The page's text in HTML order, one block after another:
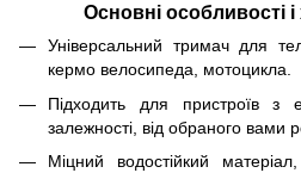
Основні особливості
Універсальний тримач для
кермо велосипеда, мотоцикла.
Підходить для пристроїв
залежності, від обраного вами
Міцний водостійкий